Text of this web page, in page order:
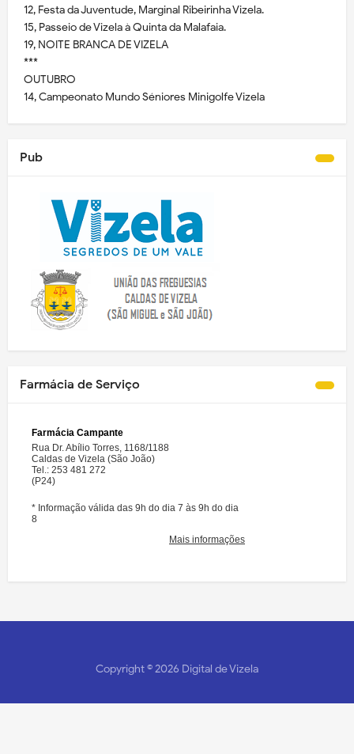
12, Festa da Juventude, Marginal Ribeirinha Vizela.
15, Passeio de Vizela à Quinta da Malafaia.
19, NOITE BRANCA DE VIZELA
***
OUTUBRO
14, Campeonato Mundo Séniores Minigolfe Vizela
Pub
Farmácia de Serviço
Copyright ©2026 Digital de Vizela